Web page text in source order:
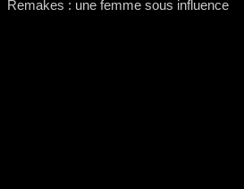
Remakes : une femme sous influence